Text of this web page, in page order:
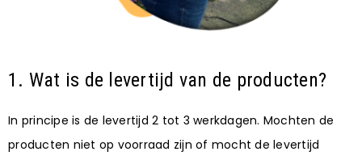
1. Wat is de levertijd van de producten?
In principe is de levertijd 2 tot 3 werkdagen. Mochten de
producten niet op voorraad zijn of mocht de levertijd